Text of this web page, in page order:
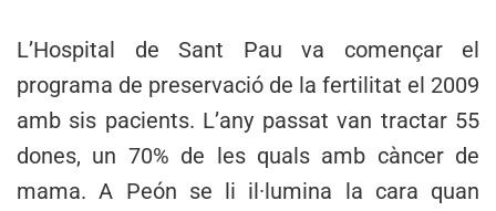
L’Hospital de Sant Pau va començar el
programa de preservació de la fertilitat el 2009
amb sis pacients. L’any passat van tractar 55
dones, un 70% de les quals amb càncer de
mama. A Peón se li il·lumina la cara quan